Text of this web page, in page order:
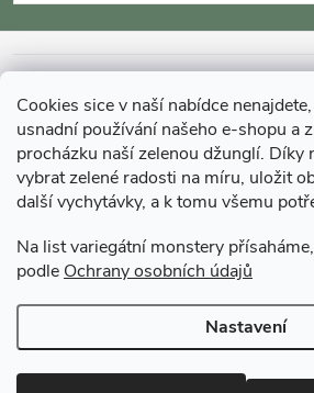
Cookies sice v naší nabídce
usnadní používání našeho e-shopu a
procházku naší zelenou džunglí. Díky
vybrat zelené radosti na míru, uložit
další vychytávky, a k tomu všemu
Na list variegátní monstery
podle Ochrany osobních údajů
Nastavení
p
a
MOHLO BY VÁS ZAJÍMAT
O GARDNERS
Gardners Design - Projekt, realizace a
Copyright 2026Gardners-eshop.cz.
nastavení cookies